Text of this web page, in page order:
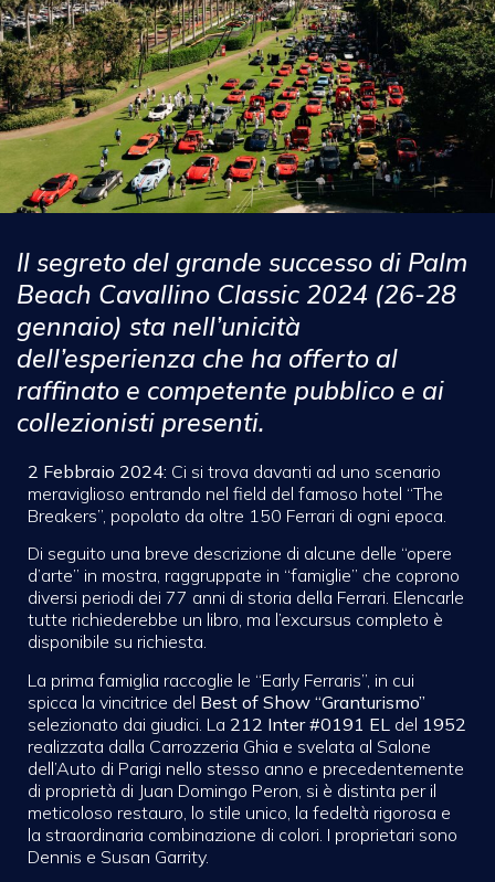
Il segreto del grande successo di Palm
Beach Cavallino Classic 2024 (26-28
gennaio) sta nell’unicità
dell’esperienza che ha offerto al
raffinato e competente pubblico e ai
collezionisti presenti.
2 Febbraio 2024: Ci si trova davanti ad uno scenario
meraviglioso entrando nel field del famoso hotel “The
Breakers”, popolato da oltre 150 Ferrari di ogni epoca.
Di seguito una breve descrizione di alcune delle “opere
d’arte” in mostra, raggruppate in “famiglie” che coprono
diversi periodi dei 77 anni di storia della Ferrari. Elencarle
tutte richiederebbe un libro, ma l’excursus completo è
disponibile su richiesta.
La prima famiglia raccoglie le “Early Ferraris”, in cui
spicca la vincitrice del Best of Show “Granturismo”
selezionato dai giudici. La 212 Inter #0191 EL del 1952
realizzata dalla Carrozzeria Ghia e svelata al Salone
dell’Auto di Parigi nello stesso anno e precedentemente
di proprietà di Juan Domingo Peron, si è distinta per il
meticoloso restauro, lo stile unico, la fedeltà rigorosa e
la straordinaria combinazione di colori. I proprietari sono
Dennis e Susan Garrity.